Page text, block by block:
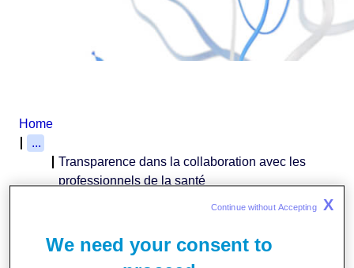
Home
...
Transparence dans la collaboration avec les
professionnels de la santé
We need your consent to
Continue without Accepting X